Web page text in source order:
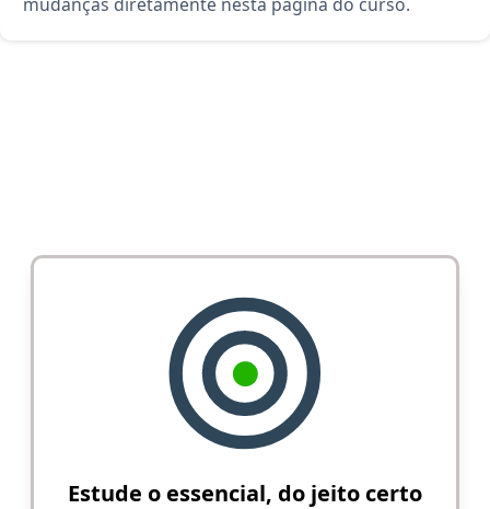
Estude o essencial, do jeito certo